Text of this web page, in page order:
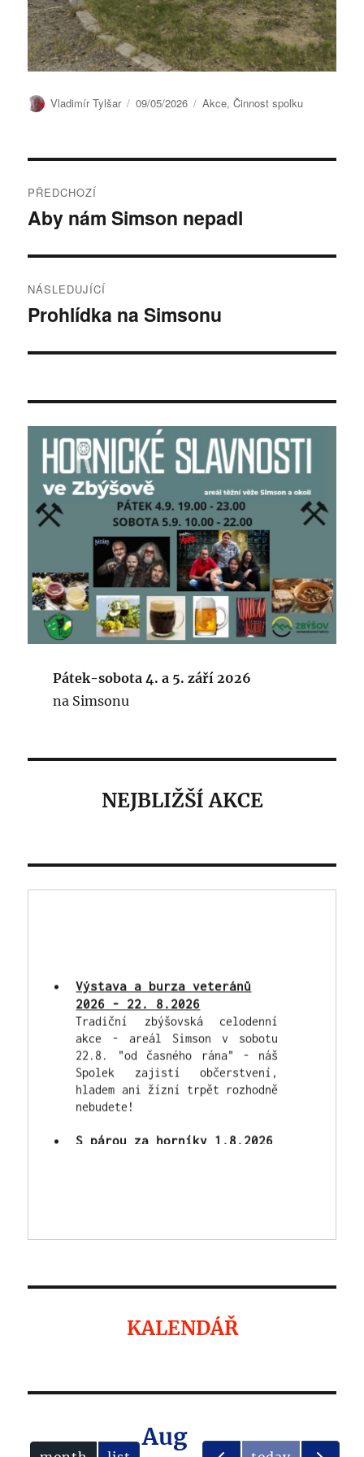
Autor:
Vladimír Tylšar Publikováno:
09/05/2026 Rubriky:
Akce,Činnost spolku
pro
PŘEDCHOZÍ
Předchozí
Aby nám Simson nepadl
NÁSLEDUJÍCÍ
Následující
Prohlídka na Simsonu
Pátek-sobota 4. a 5. září 2026
na Simsonu
NEJBLIŽŠÍ AKCE
Tradiční zbýšovská celodenní
akce - areál Simson v sobotu
22.8. "od časného rána" - náš
Spolek zajistí občerstvení,
hladem ani žízní trpět rozhodně
nebudete!
S párou za horníky 1.8.2026
přeprava minibusem zdarma na
KALENDÁŘ
Aug